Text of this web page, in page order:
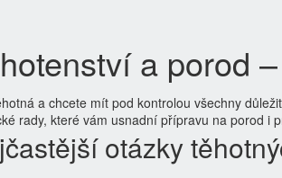
a porod
a chcete mít pod kontrolou všechny
rady, které vám usnadní přípravu na porod i
otázky